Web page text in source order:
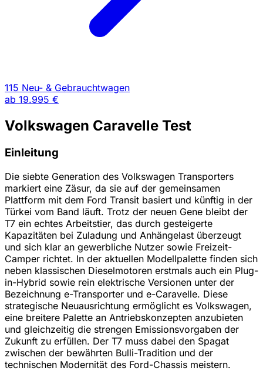
115 Neu- & Gebrauchtwagen
ab 19.995 €
Volkswagen Caravelle Test
Einleitung
Die siebte Generation des Volkswagen Transporters
markiert eine Zäsur, da sie auf der gemeinsamen
Plattform mit dem Ford Transit basiert und künftig in der
Türkei vom Band läuft. Trotz der neuen Gene bleibt der
T7 ein echtes Arbeitstier, das durch gesteigerte
Kapazitäten bei Zuladung und Anhängelast überzeugt
und sich klar an gewerbliche Nutzer sowie Freizeit-
Camper richtet. In der aktuellen Modellpalette finden sich
neben klassischen Dieselmotoren erstmals auch ein Plug-
in-Hybrid sowie rein elektrische Versionen unter der
Bezeichnung e-Transporter und e-Caravelle. Diese
strategische Neuausrichtung ermöglicht es Volkswagen,
eine breitere Palette an Antriebskonzepten anzubieten
und gleichzeitig die strengen Emissionsvorgaben der
Zukunft zu erfüllen. Der T7 muss dabei den Spagat
zwischen der bewährten Bulli-Tradition und der
technischen Modernität des Ford-Chassis meistern.